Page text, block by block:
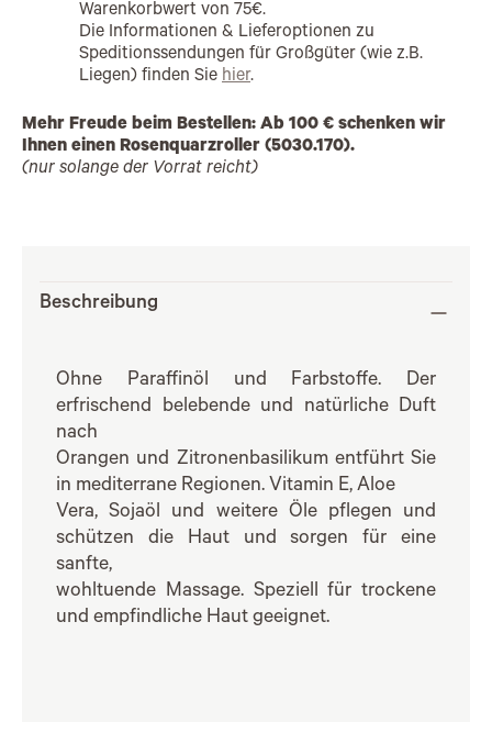
Warenkorbwert von 75€.
Die Informationen & Lieferoptionen zu
Speditionssendungen für Großgüter (wie z.B.
Liegen) finden Sie hier.
Mehr Freude beim Bestellen: Ab 100 € schenken wir
Ihnen einen Rosenquarzroller (5030.170).
(nur solange der Vorrat reicht)
Beschreibung
Ohne Paraffinöl und Farbstoffe. Der
erfrischend belebende und natürliche Duft
nach
Orangen und Zitronenbasilikum entführt Sie
in mediterrane Regionen. Vitamin E, Aloe
Vera, Sojaöl und weitere Öle pflegen und
schützen die Haut und sorgen für eine
sanfte,
wohltuende Massage. Speziell für trockene
und empfindliche Haut geeignet.